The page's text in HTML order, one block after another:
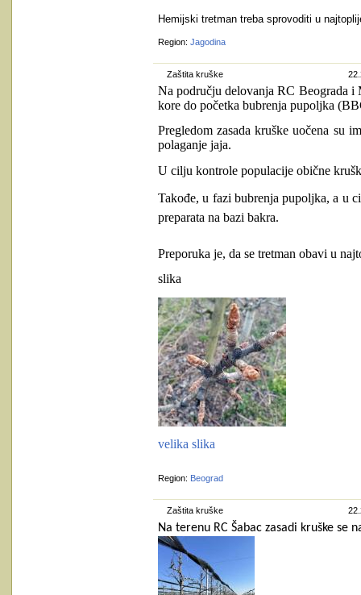
Hemijski tretman treba sprovoditi u
Region: Jagodina
Zaštita kruške
Na području delovanja RC Beograda i
kore do početka bubrenja pupoljka
Pregledom zasada kruške uočena su
polaganje jaja.
U cilju kontrole populacije obične
Takođe, u fazi bubrenja pupoljka, a u
preparata na bazi bakra.
Preporuka je, da se tretman obavi u
slika
velika slika
Region: Beograd
Zaštita kruške
Na terenu RC Šabac zasadi kruške se